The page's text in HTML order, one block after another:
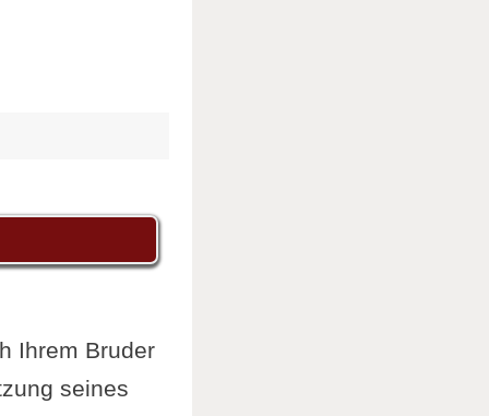
Ihrem Bruder
seines